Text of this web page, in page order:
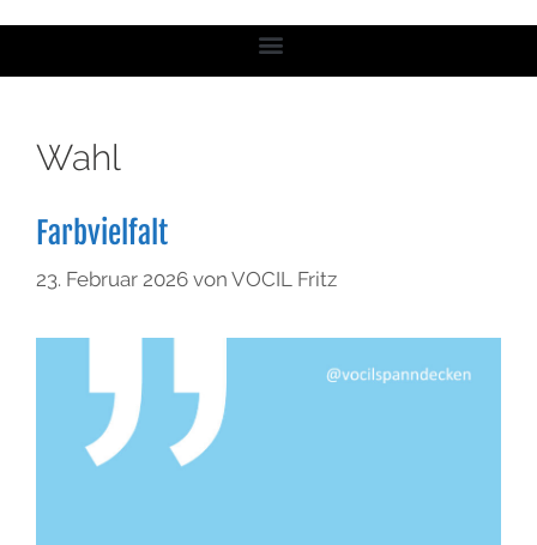
Wahl
Farbvielfalt
23. Februar 2026 von VOCIL Fritz